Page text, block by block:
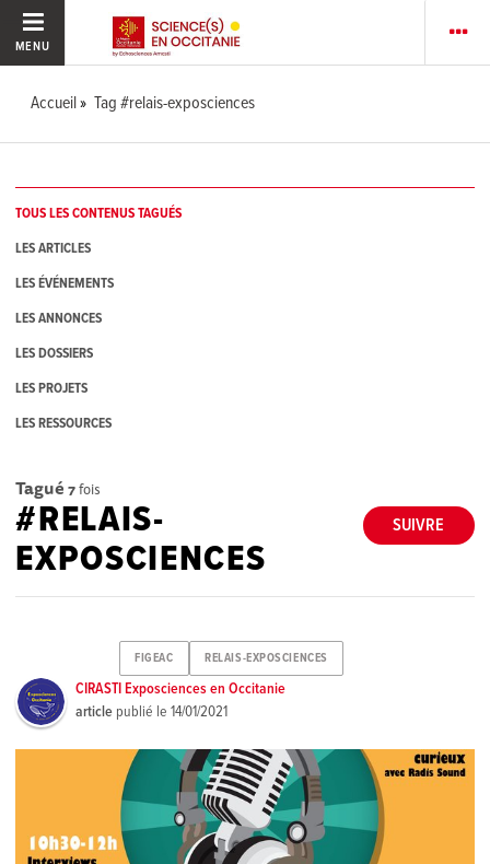
MENU
Accueil Tag #relais-exposciences
TOUS LES CONTENUS TAGUÉS
LES ARTICLES
LES ÉVÉNEMENTS
LES ANNONCES
LES DOSSIERS
LES PROJETS
LES RESSOURCES
Tagué 7fois
SUIVRE
#RELAIS-
EXPOSCIENCES
FIGEAC RELAIS-EXPOSCIENCES
CIRASTI Exposciences en Occitanie
article publié le14/01/2021